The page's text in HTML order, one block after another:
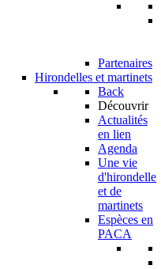
Partenaires
Hirondelles et martinets
Back
Découvrir
Actualités
en lien
Agenda
Une vie
d'hirondelle
et de
martinets
Espèces en
PACA